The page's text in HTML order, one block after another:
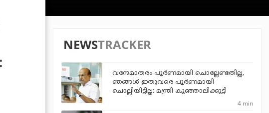
NEWSTRACKER
വന്ദേമാതരം പൂര്‍ണമായി ചൊല്ലേണ്ടതില്ല,
ഞങ്ങള്‍ ഇതുവരെ പൂര്‍ണമായി
ചൊല്ലിയിട്ടില്ല: മന്ത്രി കുഞ്ഞാലിക്കുട്ടി
4 min